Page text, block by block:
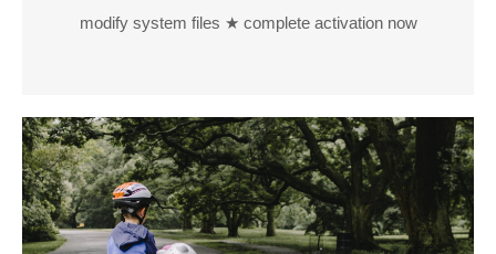
modify system files ★ complete activation now